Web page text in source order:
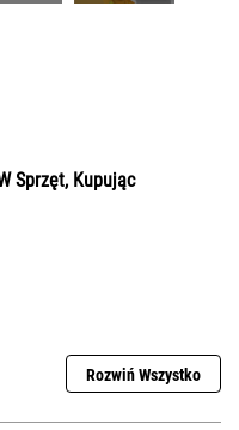
Sprzęt, Kupując
Rozwiń Wszystko